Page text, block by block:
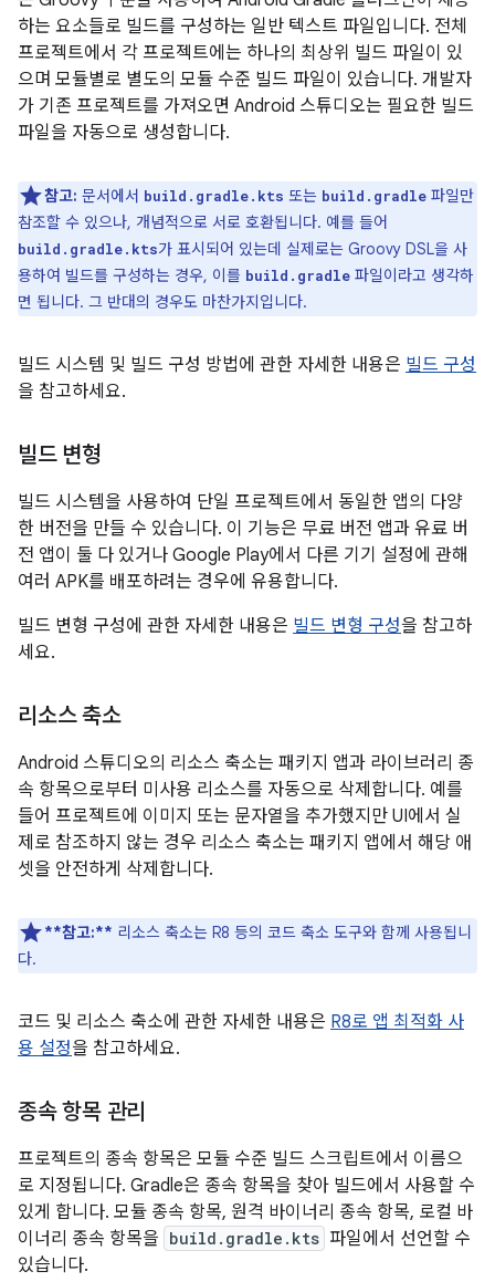
하는 요소들로 빌드를 구성하는 일반 텍스트 파일입니다. 전체
프로젝트에서 각 프로젝트에는 하나의 최상위 빌드 파일이 있
으며 모듈별로 별도의 모듈 수준 빌드 파일이 있습니다. 개발자
가 기존 프로젝트를 가져오면 Android 스튜디오는 필요한 빌드
파일을 자동으로 생성합니다.
참고: 문서에서 build.gradle.kts 또는 build.gradle 파일만
참조할 수 있으나, 개념적으로 서로 호환됩니다. 예를 들어
build.gradle.kts가 표시되어 있는데 실제로는 Groovy DSL을 사
용하여 빌드를 구성하는 경우, 이를 build.gradle 파일이라고 생각하
면 됩니다. 그 반대의 경우도 마찬가지입니다.
빌드 시스템 및 빌드 구성 방법에 관한 자세한 내용은 빌드 구성
을 참고하세요.
빌드 변형
빌드 시스템을 사용하여 단일 프로젝트에서 동일한 앱의 다양
한 버전을 만들 수 있습니다. 이 기능은 무료 버전 앱과 유료 버
전 앱이 둘 다 있거나 Google Play에서 다른 기기 설정에 관해
여러 APK를 배포하려는 경우에 유용합니다.
빌드 변형 구성에 관한 자세한 내용은 빌드 변형 구성을 참고하
세요.
리소스 축소
Android 스튜디오의 리소스 축소는 패키지 앱과 라이브러리 종
속 항목으로부터 미사용 리소스를 자동으로 삭제합니다. 예를
들어 프로젝트에 이미지 또는 문자열을 추가했지만 UI에서 실
제로 참조하지 않는 경우 리소스 축소는 패키지 앱에서 해당 애
셋을 안전하게 삭제합니다.
**참고:** 리소스 축소는 R8 등의 코드 축소 도구와 함께 사용됩니
다.
코드 및 리소스 축소에 관한 자세한 내용은 R8로 앱 최적화 사
용 설정을 참고하세요.
종속 항목 관리
프로젝트의 종속 항목은 모듈 수준 빌드 스크립트에서 이름으
로 지정됩니다. Gradle은 종속 항목을 찾아 빌드에서 사용할 수
있게 합니다. 모듈 종속 항목, 원격 바이너리 종속 항목, 로컬 바
이너리 종속 항목을 build.gradle.kts 파일에서 선언할 수
있습니다.